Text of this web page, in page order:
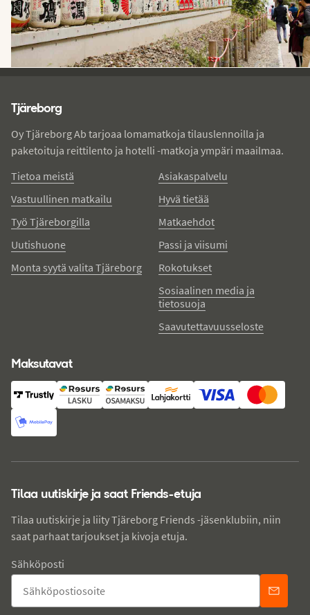
Tjäreborg
Oy Tjäreborg Ab tarjoaa lomamatkoja tilauslennoilla ja
paketoituja reittilento ja hotelli -matkoja ympäri maailmaa.
Tietoa meistä
Vastuullinen matkailu
Työ Tjäreborgilla
Uutishuone
Monta syytä valita Tjäreborg
Asiakaspalvelu
Hyvä tietää
Matkaehdot
Passi ja viisumi
Rokotukset
Sosiaalinen media ja
tietosuoja
Saavutettavuusseloste
Maksutavat
Tilaa uutiskirje ja saat Friends-etuja
Tilaa uutiskirje ja liity Tjäreborg Friends -jäsenklubiin, niin
saat parhaat tarjoukset ja kivoja etuja.
Sähköposti